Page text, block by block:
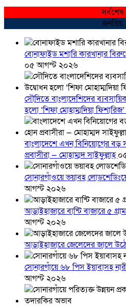
সর্বশেষ
জনপ্রিয়
বোনাফাইড মশারি কারখানার
০৫ আগস্ট ২০২৬
সৌদিতে বাংলাদেশিদের
হলো ‘শিফা মোহাম্মদিয়া ফিশারিজ’
বাংলাদেশে এখন বিনিয়োগের বড়
প্রবাসীরা — মোহাম্মদ সাইফুল্লাহ্
সোনারগাঁওয়ে ভয়াবহ
আগস্ট ২০২৬
আড়াইহাজারে বান্টি বাজারে ৫
আগস্ট ২০২৬
আড়াইহাজারে জেলেদের জালে
সোনারগাঁয়ে ৬৮ পিস ইয়াবাসহ
আগস্ট ২০২৬